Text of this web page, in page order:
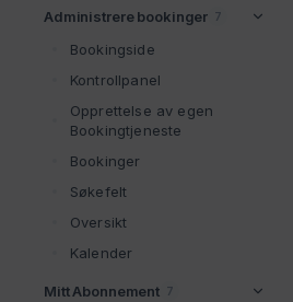
Administrere bookinger 7
Bookingside
Kontrollpanel
Opprettelse av egen
Bookingtjeneste
Bookinger
Søkefelt
Oversikt
Kalender
Mitt Abonnement 7